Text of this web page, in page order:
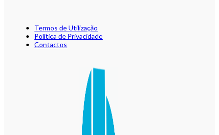
Termos de Utilização
Política de Privacidade
Contactos